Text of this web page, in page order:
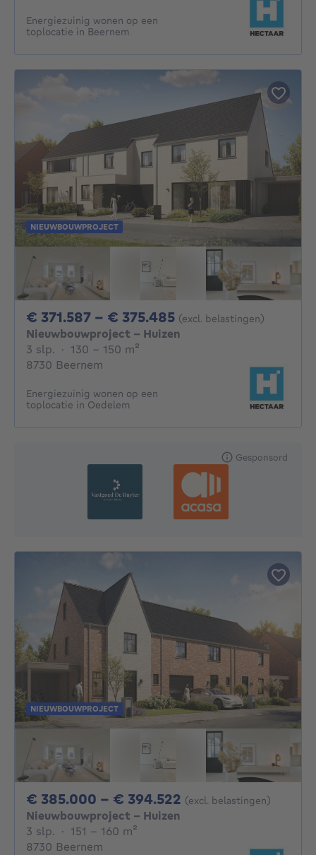
Energiezuinig wonen op een
toplocatie in Beernem
NIEUWBOUWPROJECT
€ 371.587 - € 375.485 Van 371587€ Tot
(excl. belastingen)
Nieuwbouwproject - Huizen
3 slp. 3 slaapkamers
· 130 - 150 m²
8730 Beernem
Energiezuinig wonen op een
toplocatie in Oedelem
Gesponsord
NIEUWBOUWPROJECT
€ 385.000 - € 394.522 Van 385000€ Tot
(excl. belastingen)
Nieuwbouwproject - Huizen
3 slp. 3 slaapkamers
· 151 - 160 m²
8730 Beernem